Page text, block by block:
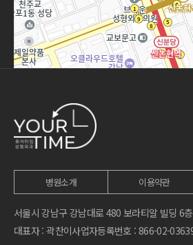
병원소개 이용약관
서울시 강남구 강남대로 480 보라티알 빌딩 6층
대표자 : 곽찬이사업자등록번호 : 866-02-